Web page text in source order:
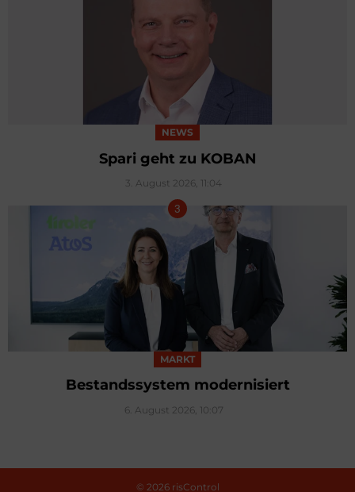
NEWS
Spari geht zu KOBAN
3. August 2026, 11:04
MARKT
Bestandssystem modernisiert
6. August 2026, 10:07
© 2026 risControl